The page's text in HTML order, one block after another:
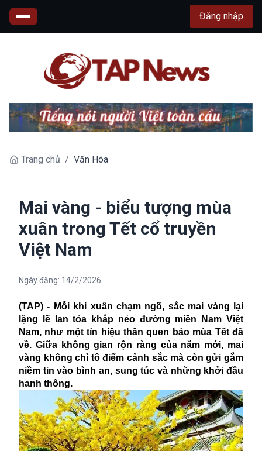
Đăng nhập
Trang chủ / Văn Hóa
Mai vàng - biểu tượng mùa
xuân trong Tết cổ truyền
Việt Nam
Ngày đăng: 14/2/2026
(TAP) - Mỗi khi xuân chạm ngõ, sắc mai vàng lại
lặng lẽ lan tỏa khắp nẻo đường miền Nam Việt
Nam, như một tín hiệu thân quen báo mùa Tết đã
về. Giữa không gian rộn ràng của năm mới, mai
vàng không chỉ tô điểm cảnh sắc mà còn gửi gắm
niềm tin vào bình an, sung túc và những khởi đầu
hanh thông.